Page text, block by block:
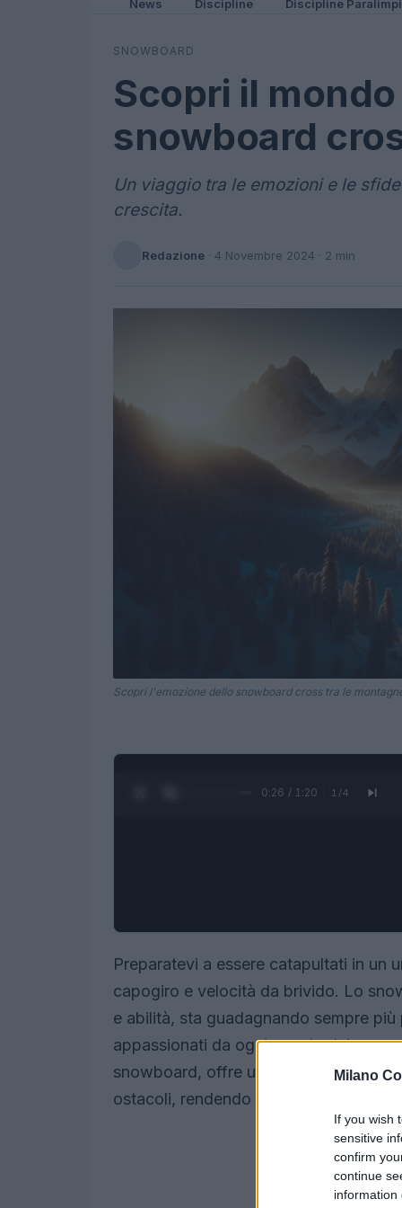
Milano
If you wish
sensitive
confirm
continue
information
News Discipline Discipline
SNOWBOARD
Scopri il
snowboard
Un viaggio tra le emozioni e le
crescita.
Redazione · 4 Novembre 2024 · 2 min
Scopri l'emozione dello snowboard cross tra le
0:28 / 1:20 1 /4
Preparatevi a essere catapultati in un
capogiro e velocità da brivido. Lo
e abilità, sta guadagnando sempre
appassionati da ogni angolo del
snowboard, offre un’esperienza
ostacoli, rendendo ogni gara un evento